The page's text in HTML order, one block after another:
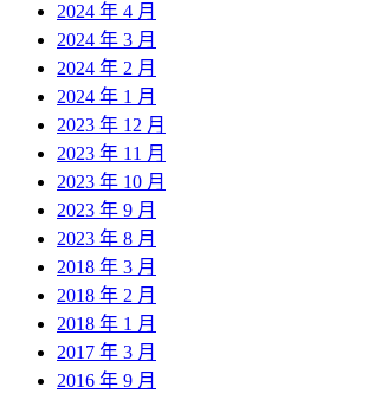
2024 年 4 月
2024 年 3 月
2024 年 2 月
2024 年 1 月
2023 年 12 月
2023 年 11 月
2023 年 10 月
2023 年 9 月
2023 年 8 月
2018 年 3 月
2018 年 2 月
2018 年 1 月
2017 年 3 月
2016 年 9 月